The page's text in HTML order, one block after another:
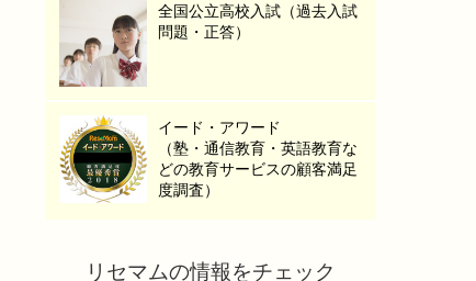
全国公立高校入試（過去入試
問題・正答）
イード・アワード
（塾・通信教育・英語教育な
どの教育サービスの顧客満足
度調査）
リセマムの情報をチェック